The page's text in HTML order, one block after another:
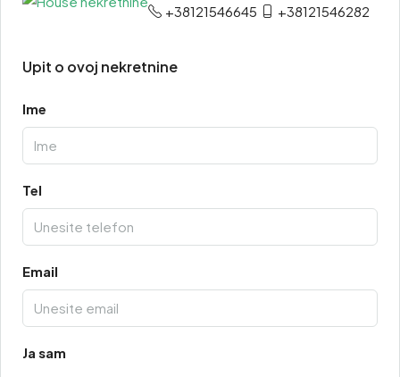
+38121546645
+38121546282
Upit o ovoj nekretnine
Ime
Tel
Email
Ja sam